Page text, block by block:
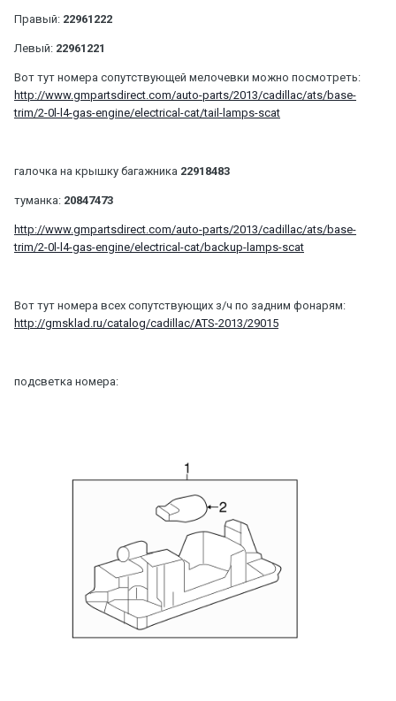
Правый: 22961222
Левый: 22961221
Вот тут номера сопутствующей мелочевки можно посмотреть:
http://www.gmpartsdirect.com/auto-parts/2013/cadillac/ats/base-
trim/2-0l-l4-gas-engine/electrical-cat/tail-lamps-scat
галочка на крышку багажника 22918483
туманка: 20847473
http://www.gmpartsdirect.com/auto-parts/2013/cadillac/ats/base-
trim/2-0l-l4-gas-engine/electrical-cat/backup-lamps-scat
Вот тут номера всех сопутствующих з/ч по задним фонарям:
http://gmsklad.ru/catalog/cadillac/ATS-2013/29015
подсветка номера: